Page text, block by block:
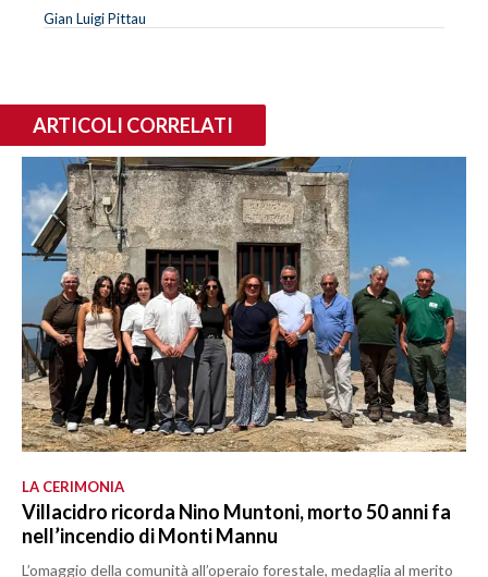
Gian Luigi Pittau
ARTICOLI CORRELATI
LA CERIMONIA
Villacidro ricorda Nino Muntoni, morto 50 anni fa
nell’incendio di Monti Mannu
L’omaggio della comunità all’operaio forestale, medaglia al merito